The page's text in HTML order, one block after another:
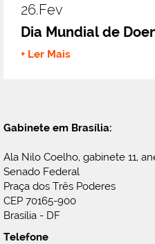
26.fev
Dia Mundial de
+ Ler Mais
Gabinete em Brasília:
Ala Nilo Coelho, gabinete 11,
Senado Federal
Praça dos Três Poderes
CEP 70165-900
Brasília - DF
Telefone